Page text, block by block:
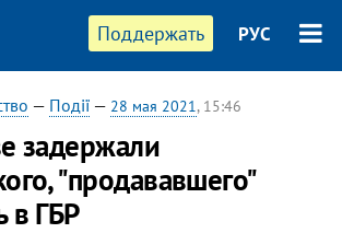
Поддержать РУС
— Події— 28 мая 2021, 15:46
задержали
"продававшего"
в ГБР